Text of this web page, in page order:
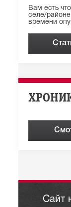
Вам есть
селе/
времени
Сайт